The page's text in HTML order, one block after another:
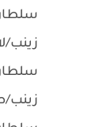
زينب/